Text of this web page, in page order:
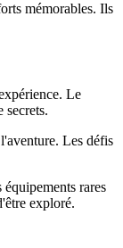
mémorables. Ils
Le
secrets.
Les défis
équipements rares
exploré.